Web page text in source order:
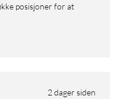
posisjoner for at
2 dager siden